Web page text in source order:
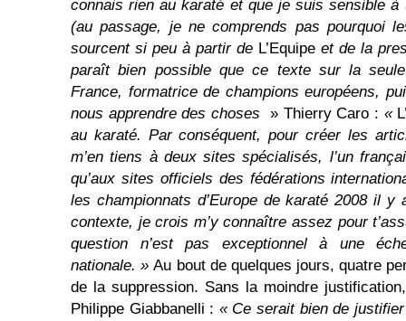
connais rien au karaté et que je suis sensible à
(au passage, je ne comprends pas pourquoi
sourcent si peu à partir de L’Equipe et de la
paraît bien possible que ce texte sur la
France, formatrice de champions européens,
nous apprendre des choses
» Thierry Caro : «
au karaté. Par conséquent, pour créer les
m’en tiens à deux sites spécialisés, l’un
qu’aux sites officiels des fédérations
les championnats d’Europe de karaté 2008 il y
contexte, je crois m’y connaître assez pour
question n’est pas exceptionnel à une
nationale. »Au bout de quelques jours, quatre
de la suppression. Sans la moindre
Philippe Giabbanelli : « Ce serait bien de